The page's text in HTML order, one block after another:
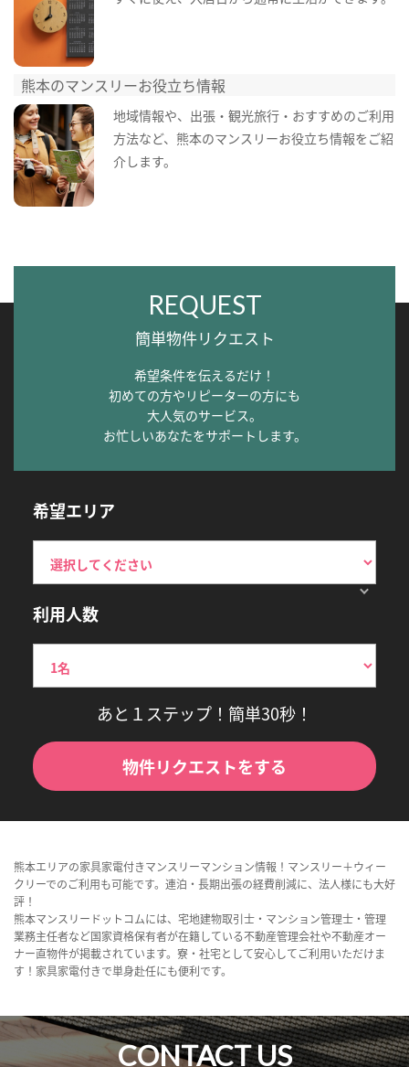
熊本のマンスリーお役立ち情報
地域情報や、出張・観光旅行・おすすめのご利用
方法など、熊本のマンスリーお役立ち情報をご紹
介します。
REQUEST
簡単物件リクエスト
希望条件を伝えるだけ！
初めての方やリピーターの方にも
大人気のサービス。
お忙しいあなたをサポートします。
希望エリア
利用人数
あと１ステップ！簡単30秒！
物件リクエストをする
熊本エリアの家具家電付きマンスリーマンション情報！マンスリー＋ウィー
クリーでのご利用も可能です。連泊・長期出張の経費削減に、法人様にも大好
評！
熊本マンスリードットコムには、宅地建物取引士・マンション管理士・管理
業務主任者など国家資格保有者が在籍している不動産管理会社や不動産オー
ナー直物件が掲載されています。寮・社宅として安心してご利用いただけま
す！家具家電付きで単身赴任にも便利です。
CONTACT US